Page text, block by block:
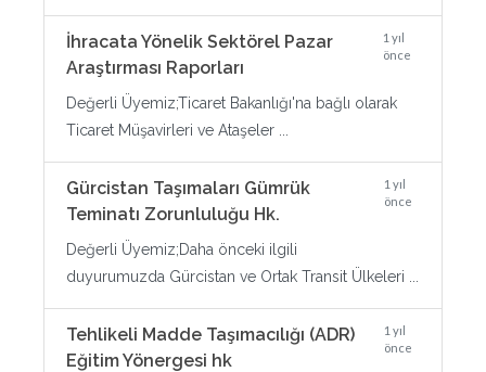
İhracata Yönelik Sektörel Pazar
Araştırması Raporları
1 yıl
önce
Değerli Üyemiz;Ticaret Bakanlığı'na bağlı olarak
Ticaret Müşavirleri ve Ataşeler ...
Gürcistan Taşımaları Gümrük
Teminatı Zorunluluğu Hk.
1 yıl
önce
Değerli Üyemiz;Daha önceki ilgili
duyurumuzda Gürcistan ve Ortak Transit Ülkeleri ...
Tehlikeli Madde Taşımacılığı (ADR)
Eğitim Yönergesi hk
1 yıl
önce